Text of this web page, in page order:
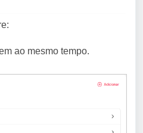
ao mesmo tempo.